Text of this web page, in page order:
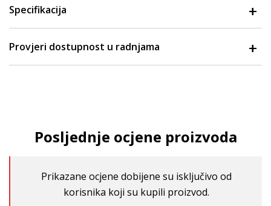
Specifikacija
Provjeri dostupnost u radnjama
Posljednje ocjene proizvoda
Prikazane ocjene dobijene su isključivo od
korisnika koji su kupili proizvod.